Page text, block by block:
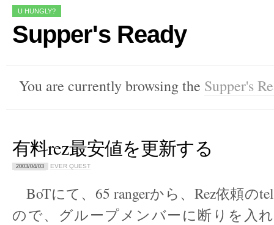
U HUNGLY?
Supper's Ready
You are currently browsing the Supper's
有料rez最安値を更新する
2003/04/03 EVER QUEST
BoTにて、65 rangerから、Rez依頼の
ので、グループメンバーに断りを入